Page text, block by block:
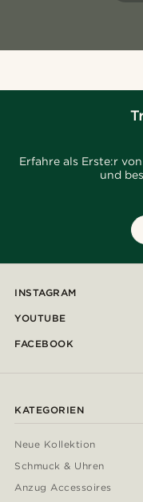
Erfahre als Erste:r
und
INSTAGRAM
YOUTUBE
FACEBOOK
KATEGORIEN
Neue Kollektion
Schmuck & Uhren
Anzug Accessoires